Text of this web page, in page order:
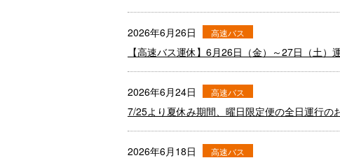
2026年6月26日 高速バス
【高速バス運休】6月26日（金）～27日（土
2026年6月24日 高速バス
7/25より夏休み期間、曜日限定便の全日運行の
2026年6月18日 高速バス